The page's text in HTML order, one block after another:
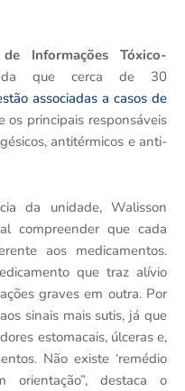
Informações Tóxico-
que cerca de 30
associadas a casos de
os principais responsáveis
antitérmicos e anti-
da unidade, Walisson
compreender que cada
aos medicamentos.
que traz alívio
graves em outra. Por
sinais mais sutis, já que
estomacais, úlceras e,
Não existe ‘remédio
orientação”, destaca o